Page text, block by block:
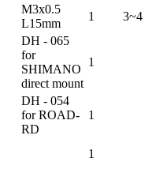
M3x0.5
L15mm
1 3~4
DH - 065
for
SHIMANO
direct mount
1
DH - 054
for ROAD-
RD
1
1